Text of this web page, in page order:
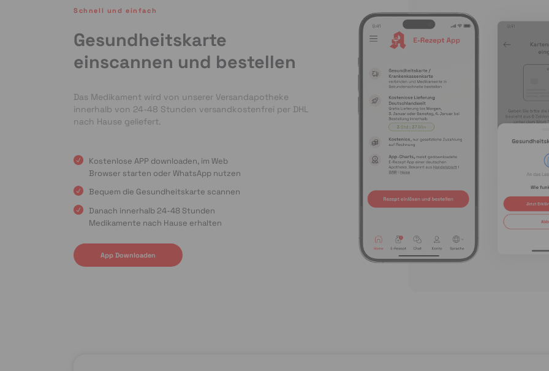
Schnell und einfach
Gesundheitskarte
einscannen und bestellen
Das Medikament wird von unserer Versandapotheke
innerhalb von 24-48 Stunden versandkostenfrei per DHL
nach Hause geliefert.
Kostenlose APP downloaden, im Web
Browser starten oder WhatsApp nutzen
Bequem die Gesundheitskarte scannen
Danach innerhalb 24-48 Stunden
Medikamente nach Hause erhalten
App Downloaden